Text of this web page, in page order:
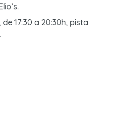
17:30 a 20:30h, pista